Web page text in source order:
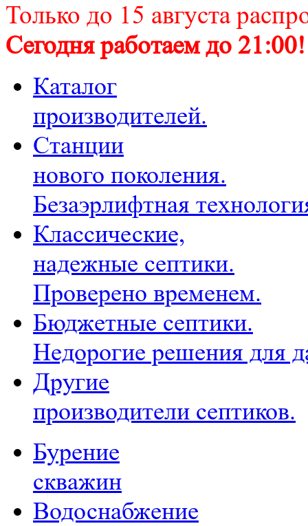
Только до 15 августа
Сегодня работаем до
Каталог
производителей.
Станции
нового поколения.
Безаэрлифтная
Классические,
надежные септики.
Проверено временем.
Бюджетные септики.
Недорогие решения для
Другие
производители септиков.
Бурение
скважин
Водоснабжение